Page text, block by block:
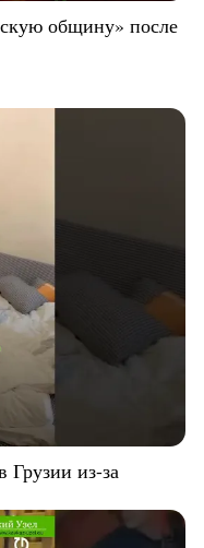
общину» после
Грузии из-за